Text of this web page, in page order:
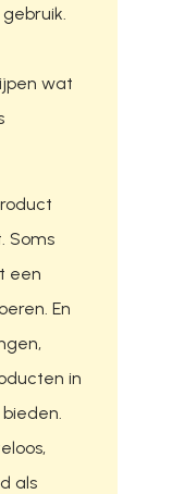
wat
Soms
een
En
in
als